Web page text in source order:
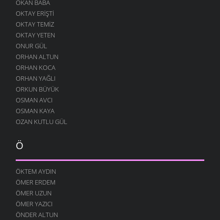
OKAN BABA
OKTAY ERIŞTI
OKTAY TEMIZ
OKTAY YETEN
ONUR GÜL
ORHAN ALTUN
ORHAN KOCA
ORHAN YAĞLI
ORKUN BÜYÜK
OSMAN AVCI
OSMAN KAYA
OZAN KUTLU GÜL
Ö
ÖKTEM AYDIN
ÖMER ERDEM
ÖMER UZUN
ÖMER YAZICI
ÖNDER ALTUN